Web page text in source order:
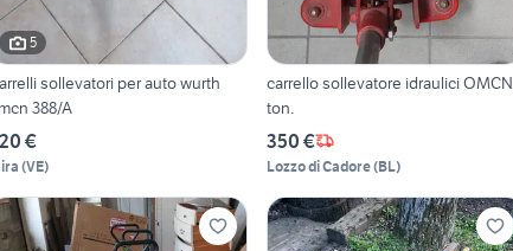
5
sollevatori per auto wurth
388/A
€
(VE)
carrello sollevatore idraulici OMCN 2
ton.
350 €
Lozzo di Cadore(BL)